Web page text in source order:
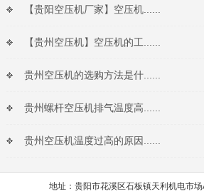
【贵阳空压机厂家】空压机......
【贵州空压机】空压机的工......
贵州空压机的选购方法是什......
贵州螺杆空压机排气温度高......
贵州空压机温度过高的原因......
地址：贵阳市花溪区石板镇天利机电市